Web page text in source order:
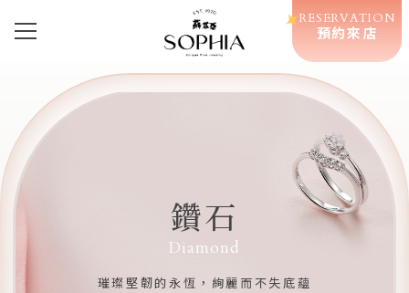
RESERVATION
預約來店
鑽石
Diamond
璀璨堅韌的永恆，絢麗而不失底蘊